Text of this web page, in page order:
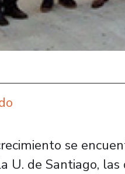
se
U. de Santiago,